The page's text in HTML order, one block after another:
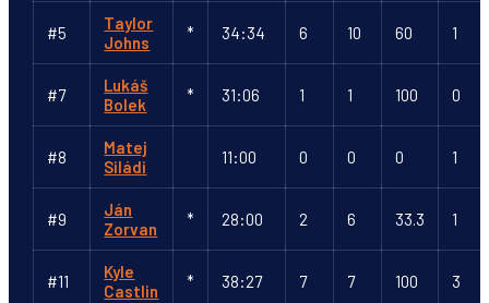
#5
Taylor
Johns
* 34:34 6 10 60 1
#7
Lukáš
Bolek
* 31:06 1 1 100 0
#8
Matej
Siládi
11:00 0 0 0 1
#9
Ján
Zorvan
* 28:00 2 6 33.3 1
#11
Kyle
Castlin
* 38:27 7 7 100 3